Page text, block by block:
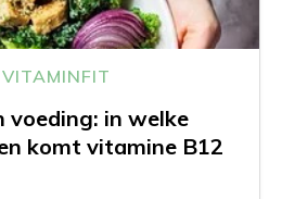
voeding: in welke
komt vitamine B12